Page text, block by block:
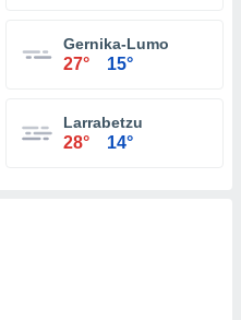
Gernika-Lumo
27° 15°
Larrabetzu
28° 14°